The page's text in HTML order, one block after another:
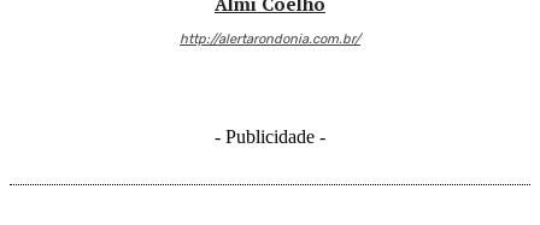
http://alertarondonia.com.br/
- Publicidade -